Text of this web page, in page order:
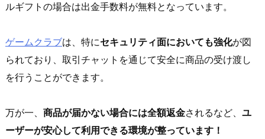
ルギフトの場合は出金手数料が無料となっています。
ゲームクラブは、特にセキュリティ面においても強化が図
られており、取引チャットを通じて安全に商品の受け渡し
を行うことができます。
万が一、 商品が届かない場合には全額返金されるなど、 ユ
ーザーが安心して利用できる環境が整っています！